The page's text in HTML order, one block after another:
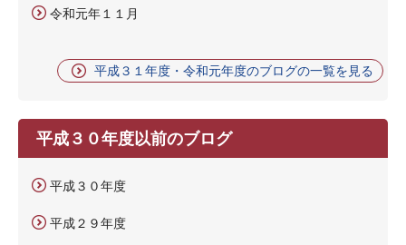
令和元年１１月
平成３１年度・令和元年度のブログの一覧を見る
平成３０年度以前のブログ
平成３０年度
平成２９年度